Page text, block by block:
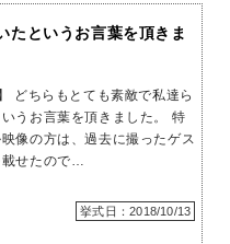
たというお言葉を頂きま
どちらもとても素敵で私達ら
うお言葉を頂きました。 特
像の方は、過去に撮ったゲス
載せたので…
挙式日：2018/10/13